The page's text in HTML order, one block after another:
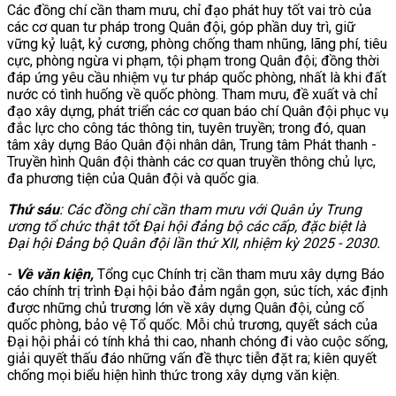
Các đồng chí cần tham mưu, chỉ đạo phát huy tốt vai trò của
các cơ quan tư pháp trong Quân đội, góp phần duy trì, giữ
vững kỷ luật, kỷ cương, phòng chống tham nhũng, lãng phí, tiêu
cực, phòng ngừa vi phạm, tội phạm trong Quân đội; đồng thời
đáp ứng yêu cầu nhiệm vụ tư pháp quốc phòng, nhất là khi đất
nước có tình huống về quốc phòng. Tham mưu, đề xuất và chỉ
đạo xây dựng, phát triển các cơ quan báo chí Quân đội phục vụ
đắc lực cho công tác thông tin, tuyên truyền; trong đó, quan
tâm xây dựng Báo Quân đội nhân dân, Trung tâm Phát thanh -
Truyền hình Quân đội thành các cơ quan truyền thông chủ lực,
đa phương tiện của Quân đội và quốc gia.
Thứ sáu: Các đồng chí cần tham mưu với Quân ủy Trung
ương tổ chức thật tốt Đại hội đảng bộ các cấp, đặc biệt là
Đại hội Đảng bộ Quân đội lần thứ XII, nhiệm kỳ 2025 - 2030.
- Về văn kiện, Tổng cục Chính trị cần tham mưu xây dựng Báo
cáo chính trị trình Đại hội bảo đảm ngắn gọn, súc tích, xác định
được những chủ trương lớn về xây dựng Quân đội, củng cố
quốc phòng, bảo vệ Tổ quốc. Mỗi chủ trương, quyết sách của
Đại hội phải có tính khả thi cao, nhanh chóng đi vào cuộc sống,
giải quyết thấu đáo những vấn đề thực tiễn đặt ra; kiên quyết
chống mọi biểu hiện hình thức trong xây dựng văn kiện.